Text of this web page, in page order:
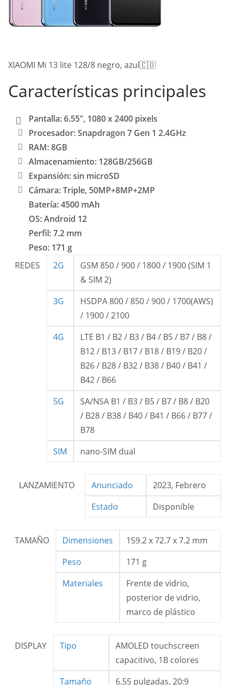
XIAOMI Mi 13 lite 128/8 negro, azul🇨🇴
Características principales
Pantalla: 6.55″, 1080 x 2400 pixels
Procesador: Snapdragon 7 Gen 1 2.4GHz
RAM: 8GB
Almacenamiento: 128GB/256GB
Expansión: sin microSD
Cámara: Triple, 50MP+8MP+2MP
Batería: 4500 mAh
OS: Android 12
Perfil: 7.2 mm
Peso: 171 g
REDES
2G
GSM 850 / 900 / 1800 / 1900 (SIM 1
& SIM 2)
3G
HSDPA 800 / 850 / 900 / 1700(AWS)
/ 1900 / 2100
4G
LTE B1 / B2 / B3 / B4 / B5 / B7 / B8 /
B12 / B13 / B17 / B18 / B19 / B20 /
B26 / B28 / B32 / B38 / B40 / B41 /
B42 / B66
5G
SA/NSA B1 / B3 / B5 / B7 / B8 / B20
/ B28 / B38 / B40 / B41 / B66 / B77 /
B78
SIM
nano-SIM dual
LANZAMIENTO Anunciado
2023, Febrero
Estado
Disponible
TAMAÑO Dimensiones
159.2 x 72.7 x 7.2 mm
Peso
171 g
Materiales
Frente de vidrio,
posterior de vidrio,
marco de plástico
DISPLAY Tipo
AMOLED touchscreen
capacitivo, 1B colores
Tamaño
6.55 pulgadas, 20:9